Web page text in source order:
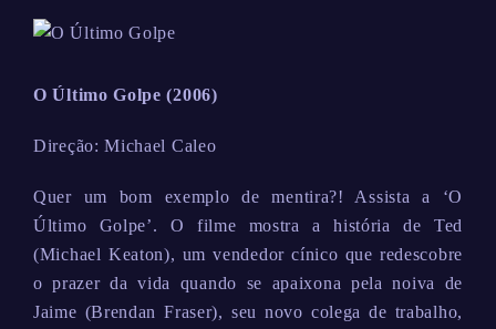
O Último Golpe (2006)
Direção: Michael Caleo
Quer um bom exemplo de mentira?! Assista a ‘O
Último Golpe’. O filme mostra a história de Ted
(Michael Keaton), um vendedor cínico que redescobre
o prazer da vida quando se apaixona pela noiva de
Jaime (Brendan Fraser), seu novo colega de trabalho,